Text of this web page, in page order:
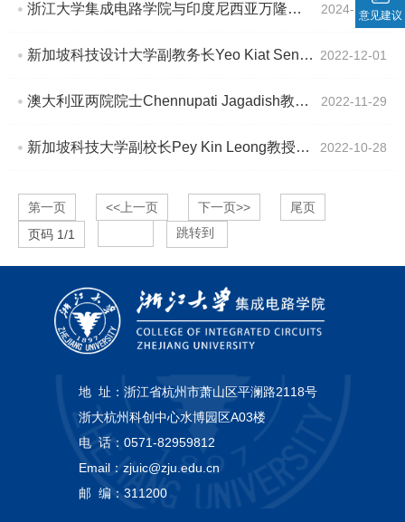
浙江大学集成电路学院与印度尼西亚万隆理工学院-电气工程与技术学院签署合作备忘录 2024-11-19
新加坡科技设计大学副教务长Yeo Kiat Seng教授做客海外名师大讲堂（123） 2022-12-01
澳大利亚两院院士Chennupati Jagadish教授做客海外名师大讲堂（122） 2022-11-29
新加坡科技大学副校长Pey Kin Leong教授做客海外名师大讲堂（119） 2022-10-28
第一页 <<上一页 下一页>>
尾页
页码 1/1 跳转到
意见建议
地 址： 浙江省杭州市萧山区平澜路2118号
浙大杭州科创中心水博园区A03楼
电 话： 0571-82959812
Email： zjuic@zju.edu.cn
邮 编： 311200